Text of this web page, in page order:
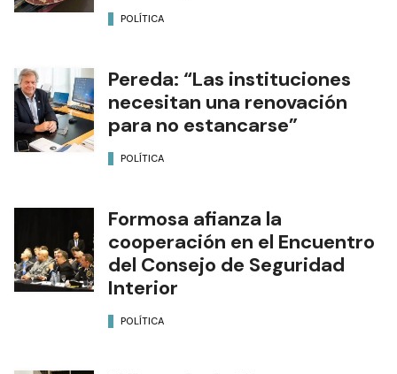
POLÍTICA
Pereda: “Las instituciones
necesitan una renovación
para no estancarse”
POLÍTICA
Formosa afianza la
cooperación en el Encuentro
del Consejo de Seguridad
Interior
POLÍTICA